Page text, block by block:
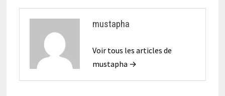
mustapha
Voir tous les articles de
mustapha →